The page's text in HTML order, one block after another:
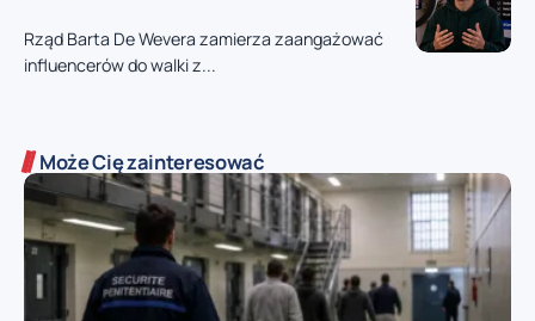
Rząd Barta De Wevera zamierza zaangażować
influencerów do walki z...
Może Cię zainteresować